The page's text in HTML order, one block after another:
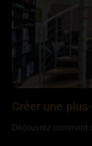
Créer une
Découvrez comment